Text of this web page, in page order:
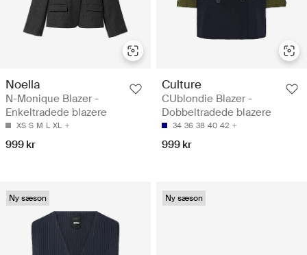
Noella
N-Monique Blazer -
Enkeltradede blazere
XS S M L XL
999 kr
Culture
CUblondie Blazer -
Dobbeltradede blazere
34 36 38 40 42
999 kr
Ny sæson Ny sæson